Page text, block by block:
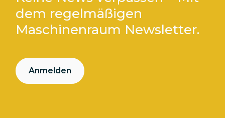
dem regelmäßigen
Maschinenraum Newsletter.
Anmelden